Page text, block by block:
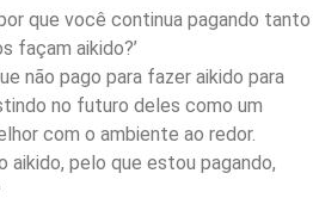
que você continua pagando tanto
façam aikido?’
não pago para fazer aikido para
no futuro deles como um
com o ambiente ao redor.
aikido, pelo que estou pagando,